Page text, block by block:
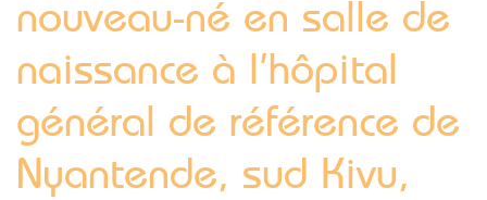
nouveau-né en salle de
naissance à l’hôpital
général de référence de
Nyantende, sud Kivu,